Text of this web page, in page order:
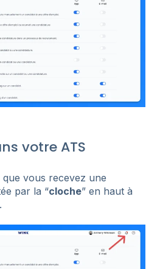
votre ATS
que vous recevez une
par la “cloche” en haut à